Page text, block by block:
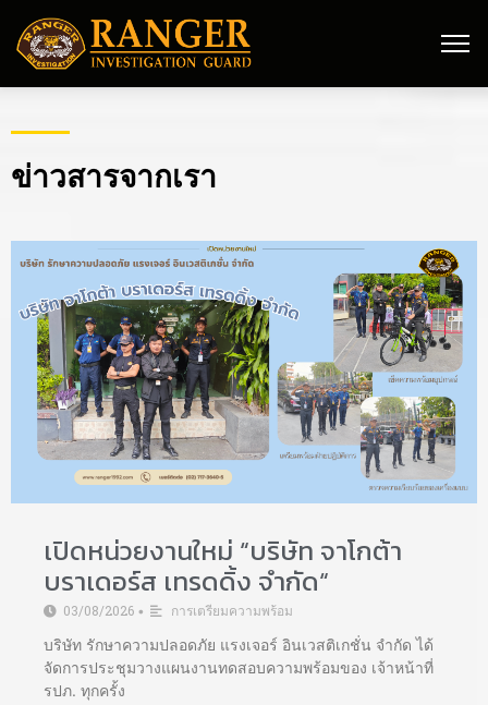
ข่าวสารจากเรา
เปิดหน่วยงานใหม่ “บริษัท จาโกต้า
บราเดอร์ส เทรดดิ้ง จำกัด“
03/08/2026 • การเตรียมความพร้อม
บริษัท รักษาความปลอดภัย แรงเจอร์ อินเวสติเกชั่น จำกัด ได้
จัดการประชุมวางแผนงานทดสอบความพร้อมของ เจ้าหน้าที่
รปภ. ทุกครั้ง